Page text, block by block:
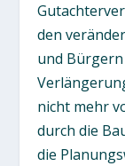
den
und
nicht mehr
durch die
die